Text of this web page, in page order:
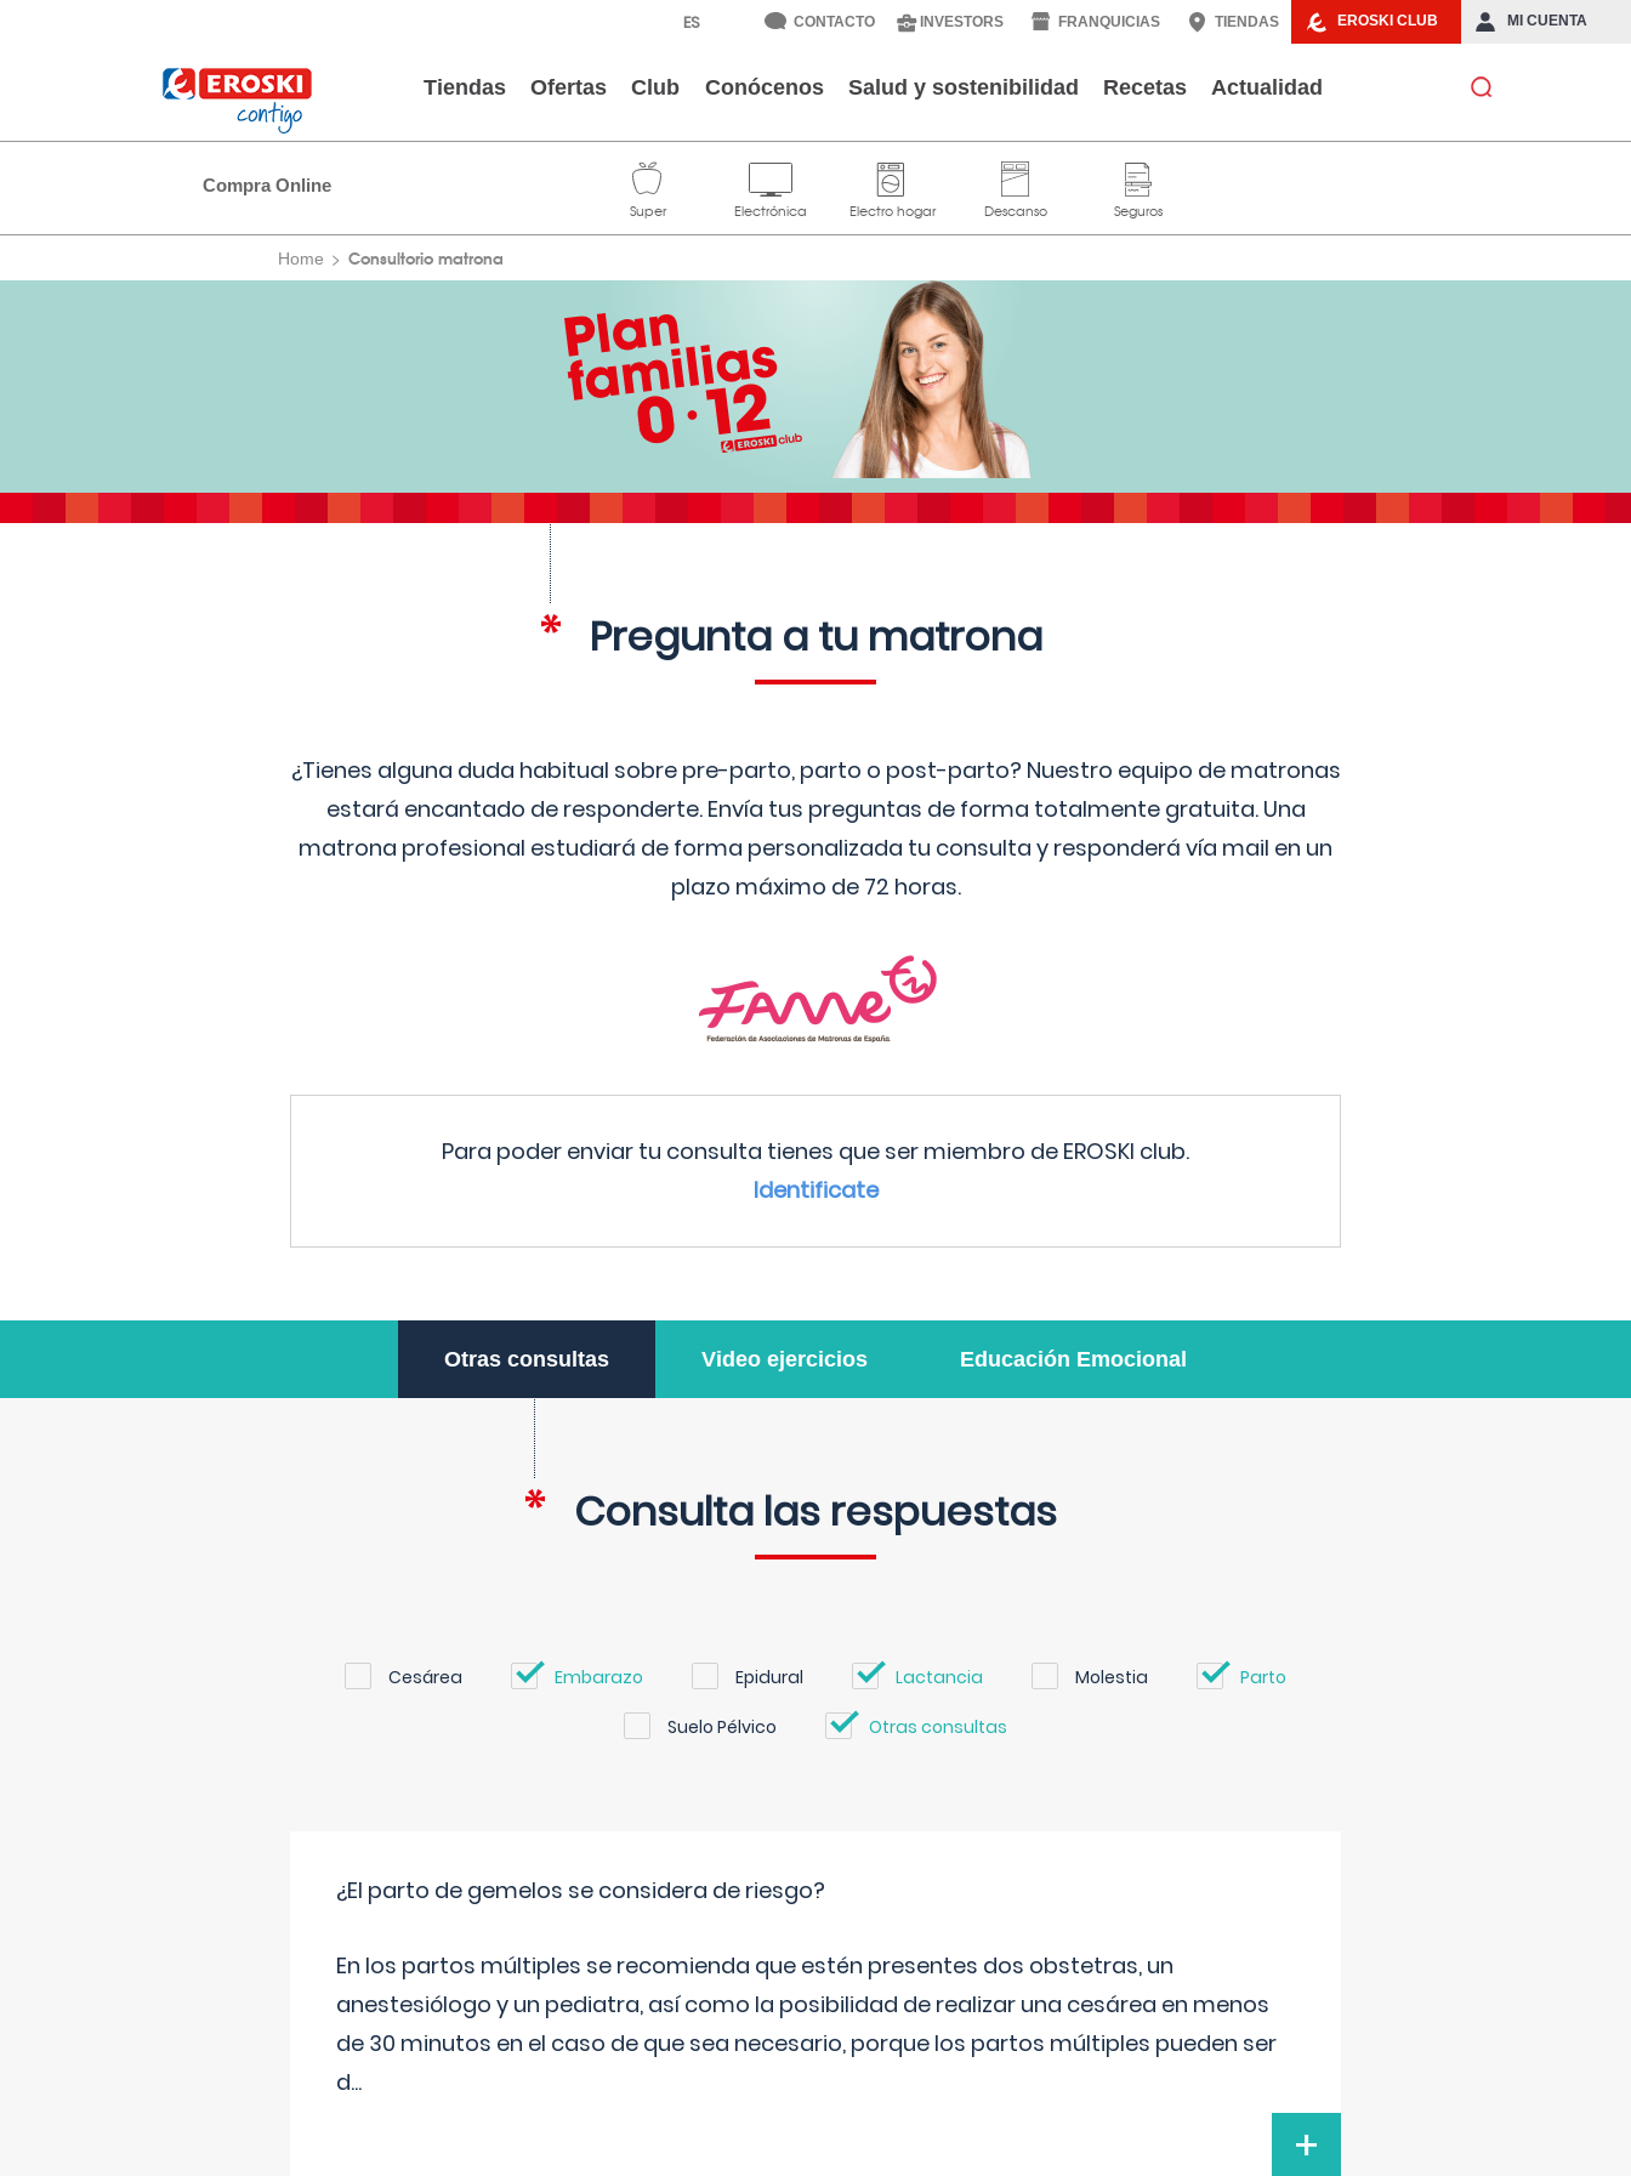
EROSKI CLUB MI CUENTA
CONTACTO INVESTORS FRANQUICIAS TIENDAS
Tiendas Ofertas Club Conócenos Salud y sostenibilidad Recetas Actualidad
Compra Online
Home Consultorio matrona
Pregunta a tu matrona
¿Tienes alguna duda habitual sobre pre-parto, parto o post-parto? Nuestro equipo de matronas
estará encantado de responderte. Envía tus preguntas de forma totalmente gratuita. Una
matrona profesional estudiará de forma personalizada tu consulta y responderá vía mail en un
plazo máximo de 72 horas.
Para poder enviar tu consulta tienes que ser miembro de EROSKI club.
Identificate
Otras consultas Video ejercicios Educación Emocional
Consulta las respuestas
Cesárea Embarazo Epidural Lactancia Molestia Parto
Suelo Pélvico Otras consultas
¿El parto de gemelos se considera de riesgo?
En los partos múltiples se recomienda que estén presentes dos obstetras, un
anestesiólogo y un pediatra, así como la posibilidad de realizar una cesárea en menos
de 30 minutos en el caso de que sea necesario, porque los partos múltiples pueden ser
d...
+